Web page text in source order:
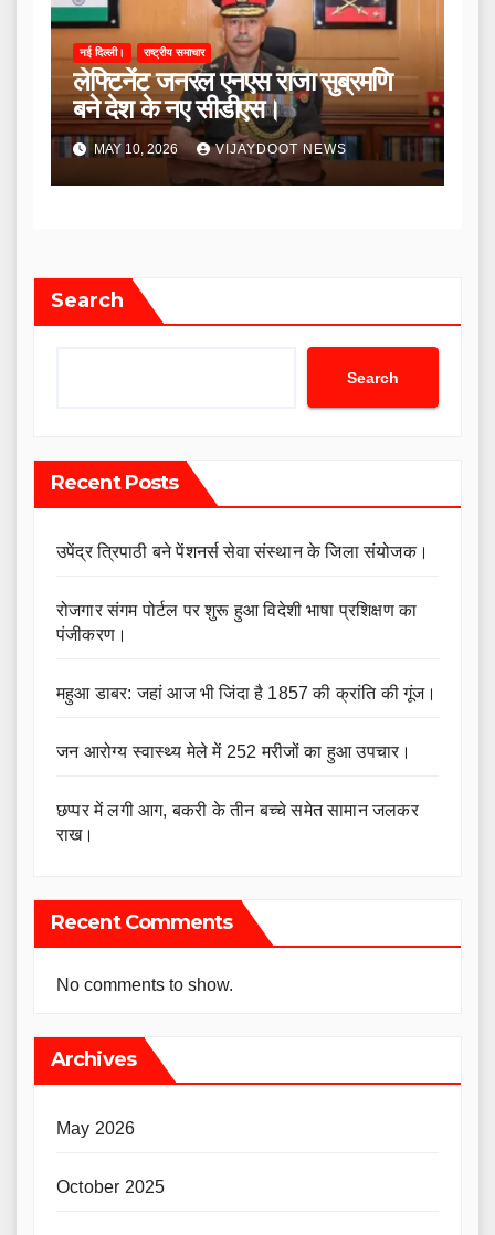
नई दिल्ली। राष्ट्रीय समाचार
लेफ्टिनेंट जनरल एनएस राजा सुब्रमणि
बने देश के नए सीडीएस।
MAY 10, 2026 VIJAYDOOT NEWS
Search
Search
Recent Posts
उपेंद्र त्रिपाठी बने पेंशनर्स सेवा संस्थान के जिला संयोजक।
रोजगार संगम पोर्टल पर शुरू हुआ विदेशी भाषा प्रशिक्षण का
पंजीकरण।
महुआ डाबर: जहां आज भी जिंदा है 1857 की क्रांति की गूंज।
जन आरोग्य स्वास्थ्य मेले में 252 मरीजों का हुआ उपचार।
छप्पर में लगी आग, बकरी के तीन बच्चे समेत सामान जलकर
राख।
Recent Comments
No comments to show.
Archives
May 2026
October 2025